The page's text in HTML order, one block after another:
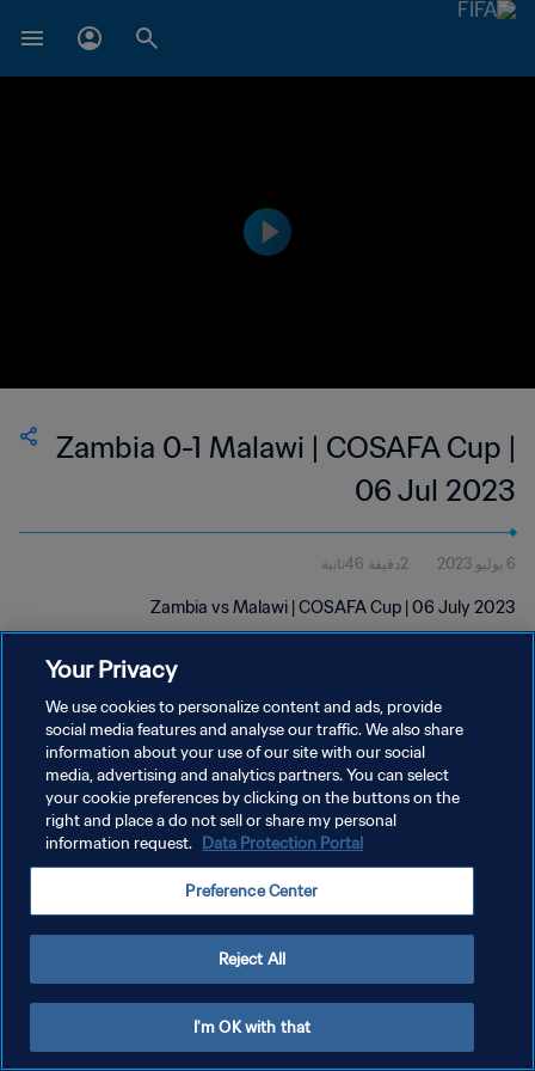
Zambia 0-1 Malawi | COSAFA Cup |
06 Jul 2023
6 يوليو 2023 2دقيقة 46ثانية
Zambia vs Malawi | COSAFA Cup | 06 July 2023
سياسة الخصوصية
Your Privacy
We use cookies to personalize content and ads, provide
social media features and analyse our traffic. We also share
information about your use of our site with our social
media, advertising and analytics partners. You can select
your cookie preferences by clicking on the buttons on the
right and place a do not sell or share my personal
information request. Data Protection Portal
Preference Center
Reject All
I'm OK with that